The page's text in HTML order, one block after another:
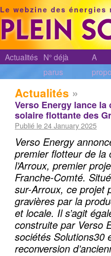
Le webzine des
Actualités N° déjà
parus
A
Actualités »
Verso Energy lance
solaire flottante des
Publié le 24 January 2025
Verso Energy
premier flotteur de la
l’Arroux, premier
Franche-Comté.
sur-Arroux, ce projet
gravières par la
et locale. Il s’agit
construite par Verso
sociétés Solutions30
reconversion